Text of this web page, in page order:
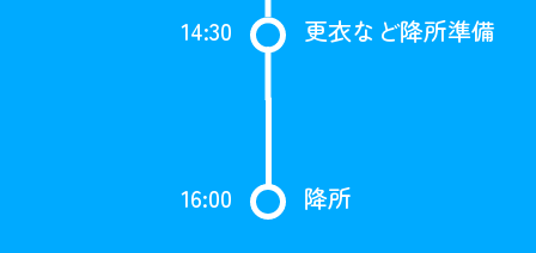
14:30 更衣など降所準備
16:00 降所